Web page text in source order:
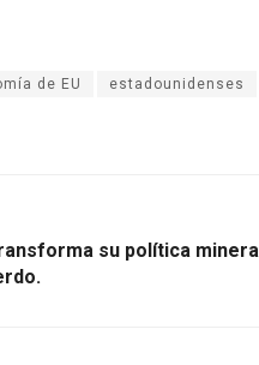
de EU estadounidenses
su política minera